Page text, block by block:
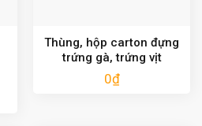
Thùng, hộp carton đựng
trứng gà, trứng vịt
0₫